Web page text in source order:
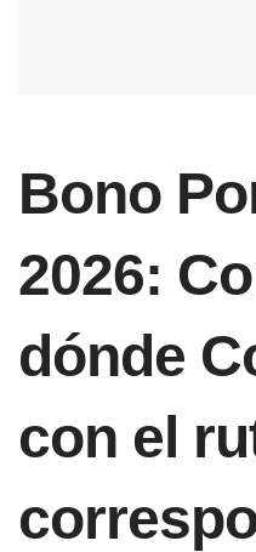
Bono
2026:
dónde
con el